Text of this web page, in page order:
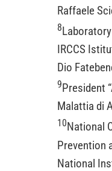
Raffaele
8
IRCCS
Dio
9President
Malattia di
10National
Prevention
National